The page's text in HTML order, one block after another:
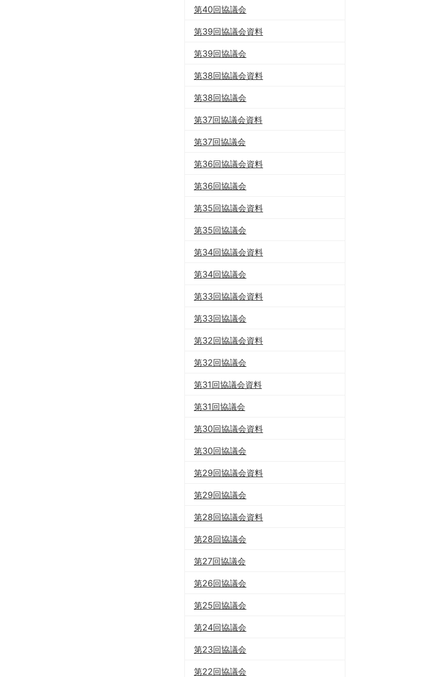
第40回協議会
第39回協議会資料
第39回協議会
第38回協議会資料
第38回協議会
第37回協議会資料
第37回協議会
第36回協議会資料
第36回協議会
第35回協議会資料
第35回協議会
第34回協議会資料
第34回協議会
第33回協議会資料
第33回協議会
第32回協議会資料
第32回協議会
第31回協議会資料
第31回協議会
第30回協議会資料
第30回協議会
第29回協議会資料
第29回協議会
第28回協議会資料
第28回協議会
第27回協議会
第26回協議会
第25回協議会
第24回協議会
第23回協議会
第22回協議会